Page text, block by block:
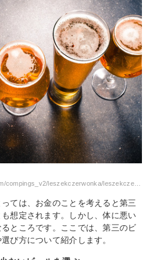
leszekczerwonka1601/leszekczerwonka160100291.jpg
ては、お金のことを考えると第三
想定されます。しかし、体に悪い
ところです。ここでは、第三のビ
び方について紹介します。